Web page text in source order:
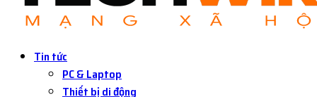
Tin tức
PC & Laptop
Thiết bị di động